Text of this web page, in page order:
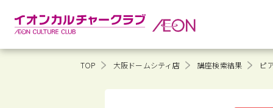
TOP 大阪ドームシティ店 講座検索結果 ピ